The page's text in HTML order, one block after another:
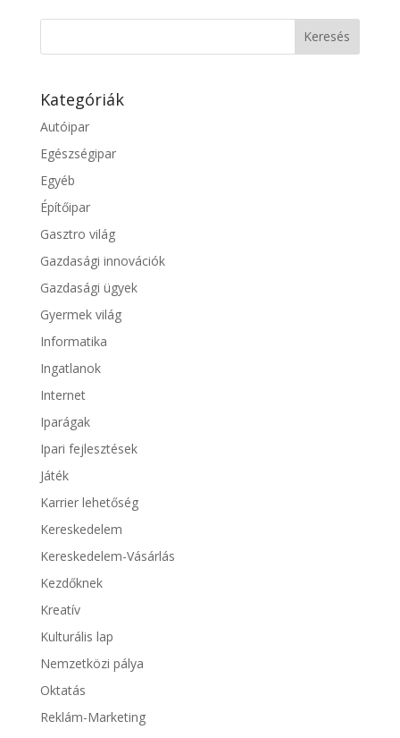
Kategóriák
Autóipar
Egészségipar
Egyéb
Építőipar
Gasztro világ
Gazdasági innovációk
Gazdasági ügyek
Gyermek világ
Informatika
Ingatlanok
Internet
Iparágak
Ipari fejlesztések
Játék
Karrier lehetőség
Kereskedelem
Kereskedelem-Vásárlás
Kezdőknek
Kreatív
Kulturális lap
Nemzetközi pálya
Oktatás
Reklám-Marketing